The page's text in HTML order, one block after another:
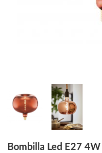
Bombilla Led E27